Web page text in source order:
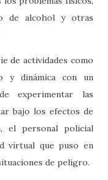
de alcohol y otras
de actividades como
y dinámica con un
experimentar las
bajo los efectos de
el personal policial
virtual que puso en
de peligro.